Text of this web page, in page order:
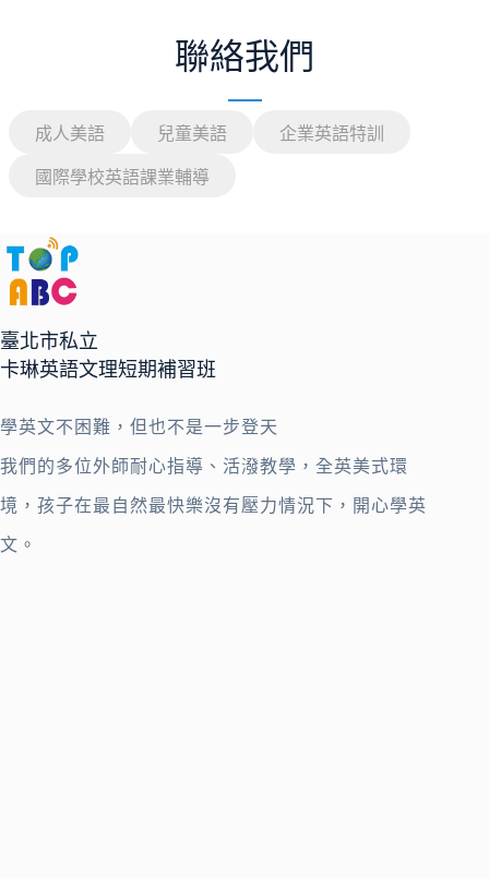
聯絡我們
成人美語 兒童美語 企業英語特訓
國際學校英語課業輔導
臺北市私立
卡琳英語文理短期補習班
學英文不困難，但也不是一步登天
我們的多位外師耐心指導、活潑教學，全英美式環
境，孩子在最自然最快樂沒有壓力情況下，開心學英
文。